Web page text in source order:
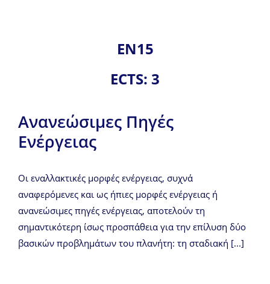
ΕΝ15
ECTS: 3
Ανανεώσιμες Πηγές
Ενέργειας
Οι εναλλακτικές μορφές ενέργειας, συχνά
αναφερόμενες και ως ήπιες μορφές ενέργειας ή
ανανεώσιμες πηγές ενέργειας, αποτελούν τη
σημαντικότερη ίσως προσπάθεια για την επίλυση δύο
βασικών προβλημάτων του πλανήτη: τη σταδιακή [...]